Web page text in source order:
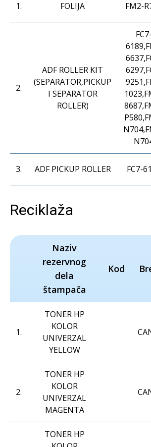
1. FOLIJA FM2-
2.
ADF ROLLER KIT
(SEPARATOR,PICKUP
I SEPARATOR
ROLLER)
FC7-
3. ADF PICKUP ROLLER FC7-
Reciklaža
Naziv
rezervnog
dela
štampača
Kod
1.
TONER HP
KOLOR
UNIVERZAL
YELLOW
2.
TONER HP
KOLOR
UNIVERZAL
MAGENTA
TONER HP